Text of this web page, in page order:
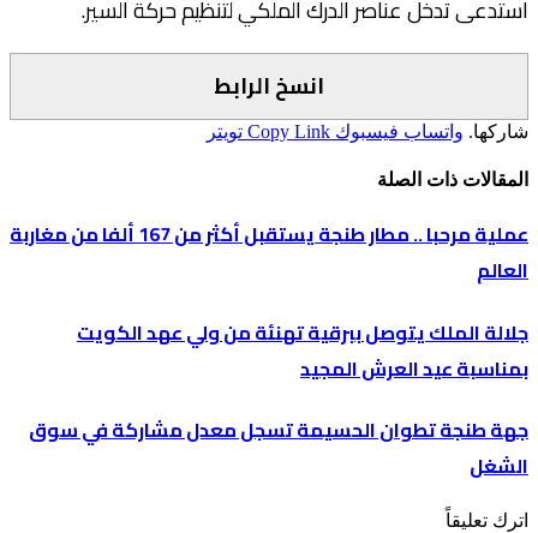
استدعى تدخل عناصر الدرك الملكي لتنظيم حركة السير.
انسخ الرابط
شاركها. واتساب فيسبوك Copy Link تويتر
المقالات ذات الصلة
عملية مرحبا .. مطار طنجة يستقبل أكثر من 167 ألفا من مغاربة
العالم
جلالة الملك يتوصل ببرقية تهنئة من ولي عهد الكويت
بمناسبة عيد العرش المجيد
جهة طنجة تطوان الحسيمة تسجل معدل مشاركة في سوق
الشغل
اترك تعليقاً